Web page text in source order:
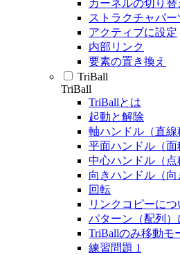
カーネルの切り替
ストラクチャパー
アクティブに設定
内部リンク
要素の置き換え
TriBall
TriBall
TriBallとは
起動と解除
軸ハンドル（直線
平面ハンドル（面
中心ハンドル（点
向きハンドル（向
回転
リンクコピーにつ
パターン（配列）
TriBallのみ移動モ
練習問題 1